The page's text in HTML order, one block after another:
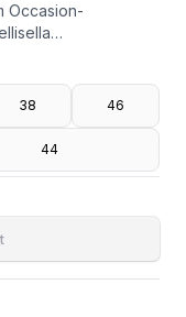
Occasion-
38 46
44